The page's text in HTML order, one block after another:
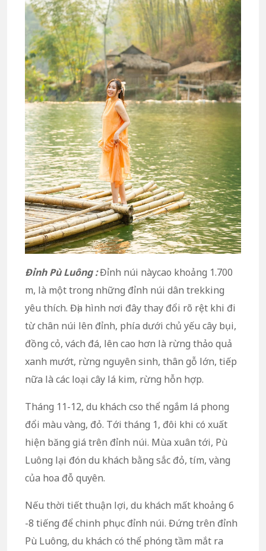
Đỉnh Pù Luông :Đỉnh núi nàycao khoảng 1.700
m, là một trong những đỉnh núi dân trekking
yêu thích. Địa hình nơi đây thay đổi rõ rệt khi đi
từ chân núi lên đỉnh, phía dưới chủ yếu cây bụi,
đồng cỏ, vách đá, lên cao hơn là rừng thảo quả
xanh mướt, rừng nguyên sinh, thân gỗ lớn, tiếp
nữa là các loại cây lá kim, rừng hỗn hợp.
Tháng 11-12, du khách cso thể ngắm lá phong
đổi màu vàng, đỏ. Tới tháng 1, đôi khi có xuất
hiện băng giá trên đỉnh núi. Mùa xuân tới, Pù
Luông lại đón du khách bằng sắc đỏ, tím, vàng
của hoa đỗ quyên.
Nếu thời tiết thuận lợi, du khách mất khoảng 6
-8 tiếng để chinh phục đỉnh núi. Đứng trên đỉnh
Pù Luông, du khách có thể phóng tầm mắt ra